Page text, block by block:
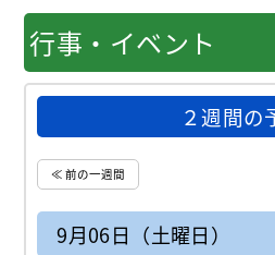
行事・イベント
２週間の
≪ 前の一週間
9月06日（土曜日）